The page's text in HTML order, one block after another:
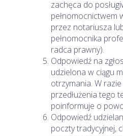
zachęca do
pełnomocnictwem
przez notariusza
pełnomocnika
radca prawny).
Odpowiedź na
udzielona w ciągu
otrzymania. W
przedłużenia tego
poinformuje o
Odpowiedź
poczty tradycyjnej,